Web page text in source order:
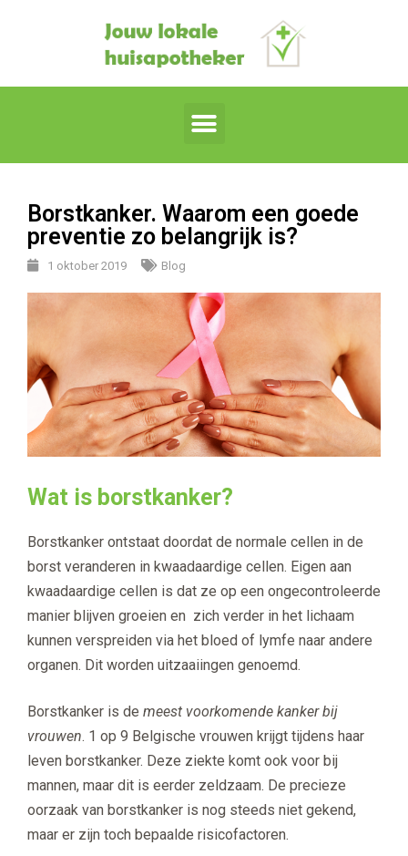
Borstkanker. Waarom een goede
preventie zo belangrijk is?
1 oktober 2019 Blog
Wat is borstkanker?
Borstkanker ontstaat doordat de normale cellen in de
borst veranderen in kwaadaardige cellen. Eigen aan
kwaadaardige cellen is dat ze op een ongecontroleerde
manier blijven groeien en zich verder in het lichaam
kunnen verspreiden via het bloed of lymfe naar andere
organen. Dit worden uitzaaiingen genoemd.
Borstkanker is de meest voorkomende kanker bij
vrouwen. 1 op 9 Belgische vrouwen krijgt tijdens haar
leven borstkanker. Deze ziekte komt ook voor bij
mannen, maar dit is eerder zeldzaam. De precieze
oorzaak van borstkanker is nog steeds niet gekend,
maar er zijn toch bepaalde risicofactoren.